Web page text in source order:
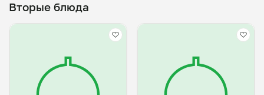
Вторые блюда